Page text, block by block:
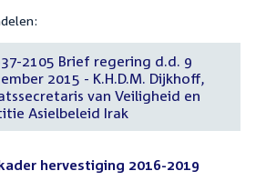
2105 Brief regering d.d. 9
2015 - K.H.D.M. Dijkhoff,
van Veiligheid en
Asielbeleid Irak
hervestiging 2016-2019